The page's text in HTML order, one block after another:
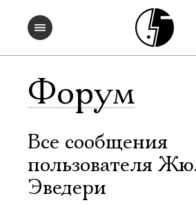
Форум
Все сообщения
пользователя
Эведери